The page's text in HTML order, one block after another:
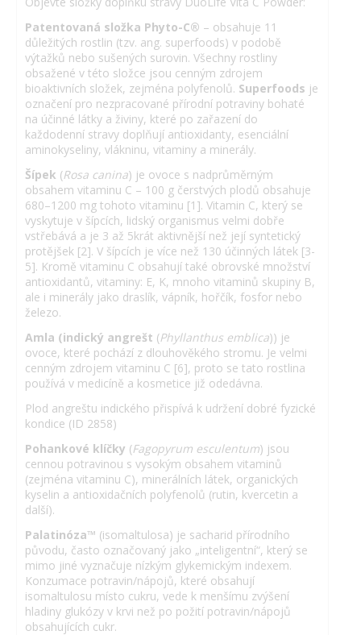
Patentovaná složka Phyto-C® – obsahuje 11
důležitých rostlin (tzv. ang. superfoods) v podobě
výtažků nebo sušených surovin. Všechny rostliny
obsažené v této složce jsou cenným zdrojem
bioaktivních složek, zejména polyfenolů. Superfoods je
označení pro nezpracované přírodní potraviny bohaté
na účinné látky a živiny, které po zařazení do
každodenní stravy doplňují antioxidanty, esenciální
aminokyseliny, vlákninu, vitaminy a minerály.
Šípek (Rosa canina) je ovoce s nadprůměrným
obsahem vitaminu C – 100 g čerstvých plodů obsahuje
680–1200 mg tohoto vitaminu [1]. Vitamin C, který se
vyskytuje v šípcích, lidský organismus velmi dobře
vstřebává a je 3 až 5krát aktivnější než její syntetický
protějšek [2]. V šípcích je více než 130 účinných látek [3-
5]. Kromě vitaminu C obsahují také obrovské množství
antioxidantů, vitaminy: E, K, mnoho vitaminů skupiny B,
ale i minerály jako draslík, vápník, hořčík, fosfor nebo
železo.
Amla (indický angrešt (Phyllanthus emblica)) je
ovoce, které pochází z dlouhověkého stromu. Je velmi
cenným zdrojem vitaminu C [6], proto se tato rostlina
používá v medicíně a kosmetice již odedávna.
Plod angreštu indického přispívá k udržení dobré fyzické
kondice (ID 2858)
Pohankové klíčky (Fagopyrum esculentum) jsou
cennou potravinou s vysokým obsahem vitaminů
(zejména vitaminu C), minerálních látek, organických
kyselin a antioxidačních polyfenolů (rutin, kvercetin a
další).
Palatinóza™ (isomaltulosa) je sacharid přírodního
původu, často označovaný jako „inteligentní“, který se
mimo jiné vyznačuje nízkým glykemickým indexem.
Konzumace potravin/nápojů, které obsahují
isomaltulosu místo cukru, vede k menšímu zvýšení
hladiny glukózy v krvi než po požití potravin/nápojů
obsahujících cukr.